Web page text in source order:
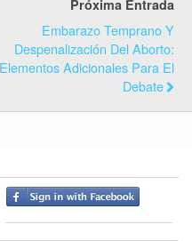
Próxima Entrada
Embarazo Temprano Y
Despenalización Del Aborto:
Elementos Adicionales Para El
Debate